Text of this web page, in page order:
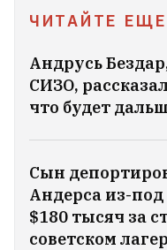
ЧИТАЙТЕ ЕЩЕ
Андрусь
СИЗО,
что будет
Сын
Андерса из-
$180 тысяч за
советском
Почему
объяснили
39